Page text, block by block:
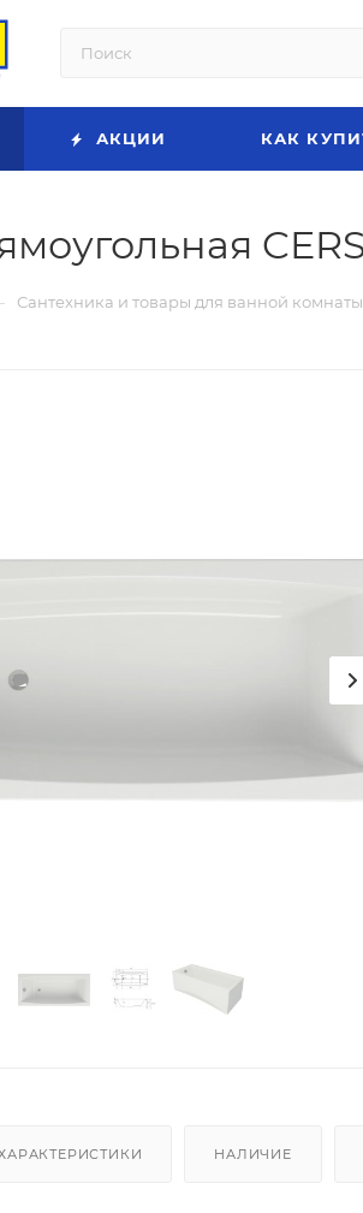
АКЦИИ КАК
Сантехника и товары для ванной комнаты
НАЛИЧИЕ